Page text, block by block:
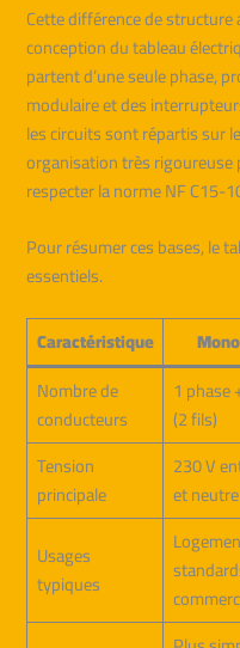
Cette différence de
conception du tableau
partent d’une seule phase,
modulaire et des
les circuits sont répartis sur
organisation très
respecter la norme NF C15-
Pour résumer ces bases, le
essentiels.
Caractéristique
Nombre de
conducteurs
1 phase
(2 fils)
Tension
principale
230 V
et neutre
Usages
typiques